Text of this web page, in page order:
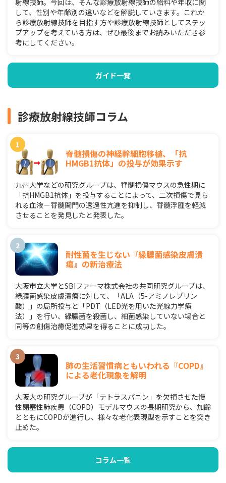
射線技師。今回は、そんな診療放射線技師の給料や年収に関
して、性別や年齢別の違いなどを解説していきます。これか
ら診療放射線技師を目指す方や診療放射線技師としてステッ
プアップを考えている方は、ぜひ最後までお読みいただき参
考にしてください。
ガイド一覧
診療放射線技師コラム
脊髄損傷の神経幹細胞移植、「抗
HMGB1抗体」の投与が効果示す
九州大学などの研究グループは、脊髄損傷マウスの急性期に
「抗HMGB1抗体」を投与することによって、二次損傷で見ら
れる血液－脊髄関門の透過性亢進を抑制し、脊髄浮腫を軽減
させることを発見したと発表した。
耐性菌を生じない『緑膿菌感染皮膚潰
瘍』の新治療法
大阪市立大学とSBIファーマ株式会社の共同研究グループは、
緑膿菌感染皮膚潰瘍に対して、「ALA（5-アミノレブリン
酸）」の局所投与と「PDT（LED光を用いた光線力学療
法）」を行い、緑膿菌を殺菌し、細菌感染していない場合と
同等の創傷治癒促進効果を得ることに成功した。
肺の生活習慣病ともいわれる『COPD』
による老化現象を解明
大阪大の研究グループが「テトラスパニン」を欠損させた慢
性閉塞性肺疾患（COPD）モデルマウスの長期研究から、加齢
とともにCOPDが進行し、様々な老化表現型を示すことを突き
止めた。
コラム一覧